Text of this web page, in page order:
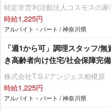
特定非営利活動法人コスモスの
時給1,225円
アルバイト・パート / 神奈川県
「週1から可」調理スタッフ/
き高齢者向け住宅/社会保障完備
株式会社T.S.I/アンジェス相模原
時給1,225円
アルバイト・パート / 神奈川県